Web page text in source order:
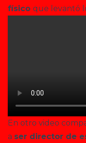
físico que levantó
En otro video
a ser director de